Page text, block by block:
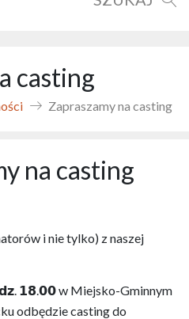
casting
Zapraszamy na casting
na casting
i nie tylko) z naszej
𝟭𝟴.𝟬𝟬 w Miejsko-Gminnym
odbędzie casting do